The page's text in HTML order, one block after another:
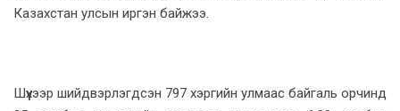
Казахстан улсын иргэн байжээ.
Шүүхээр шийдвэрлэгдсэн 797 хэргийн улмаас байгаль орчинд